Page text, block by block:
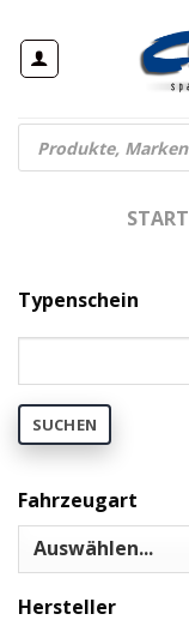
Inhalt
springen
Products
search
START
Typenschein
SUCHEN
Fahrzeugart
Hersteller